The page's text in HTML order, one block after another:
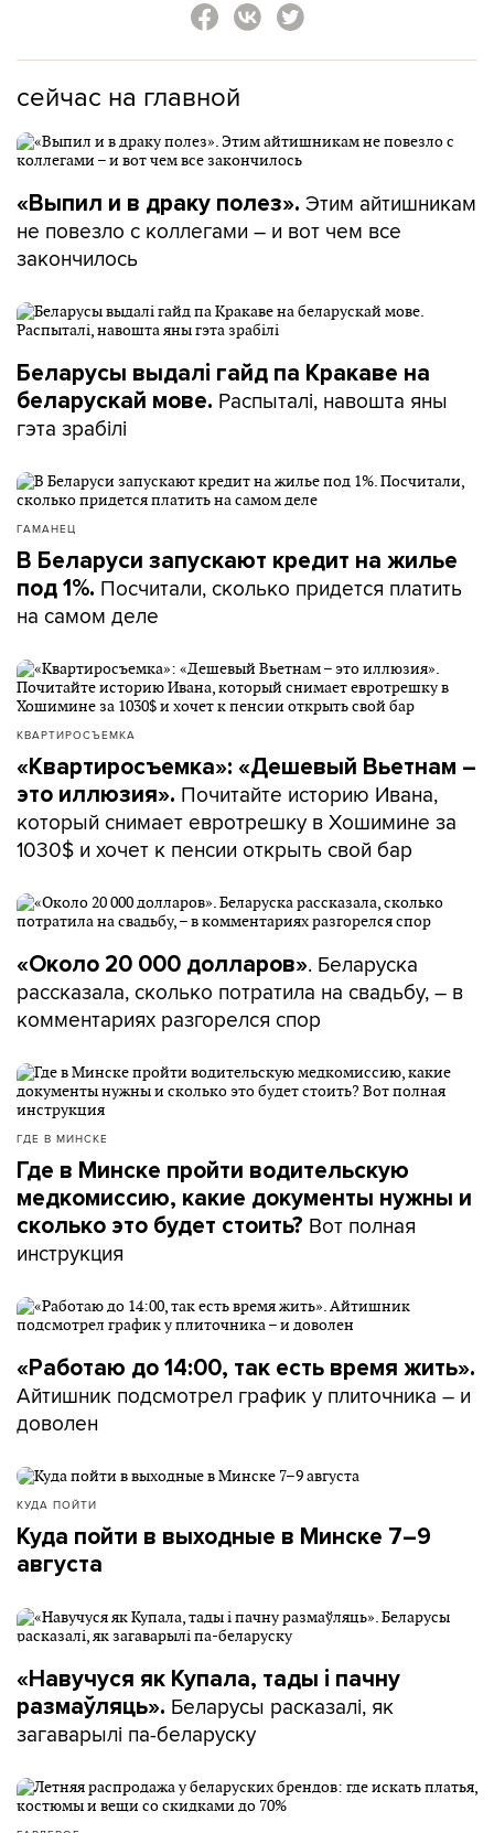
сейчас на главной
«Выпил и в драку полез». Этим айтишникам
не повезло с коллегами – и вот чем все
закончилось
Беларусы выдалі гайд па Кракаве на
беларускай мове. Распыталі, навошта яны
гэта зрабілі
ГАМАНЕЦ
В Беларуси запускают кредит на жилье
под 1%. Посчитали, сколько придется платить
на самом деле
КВАРТИРОСЪЕМКА
«Квартиросъемка»: «Дешевый Вьетнам –
это иллюзия». Почитайте историю Ивана,
который снимает евротрешку в Хошимине за
1030$ и хочет к пенсии открыть свой бар
«Около 20 000 долларов». Беларуска
рассказала, сколько потратила на свадьбу, – в
комментариях разгорелся спор
ГДЕ В МИНСКЕ
Где в Минске пройти водительскую
медкомиссию, какие документы нужны и
сколько это будет стоить? Вот полная
инструкция
«Работаю до 14:00, так есть время жить».
Айтишник подсмотрел график у плиточника – и
доволен
КУДА ПОЙТИ
Куда пойти в выходные в Минске 7–9
августа
«Навучуся як Купала, тады і пачну
размаўляць». Беларусы расказалі, як
загаварылі па-беларуску